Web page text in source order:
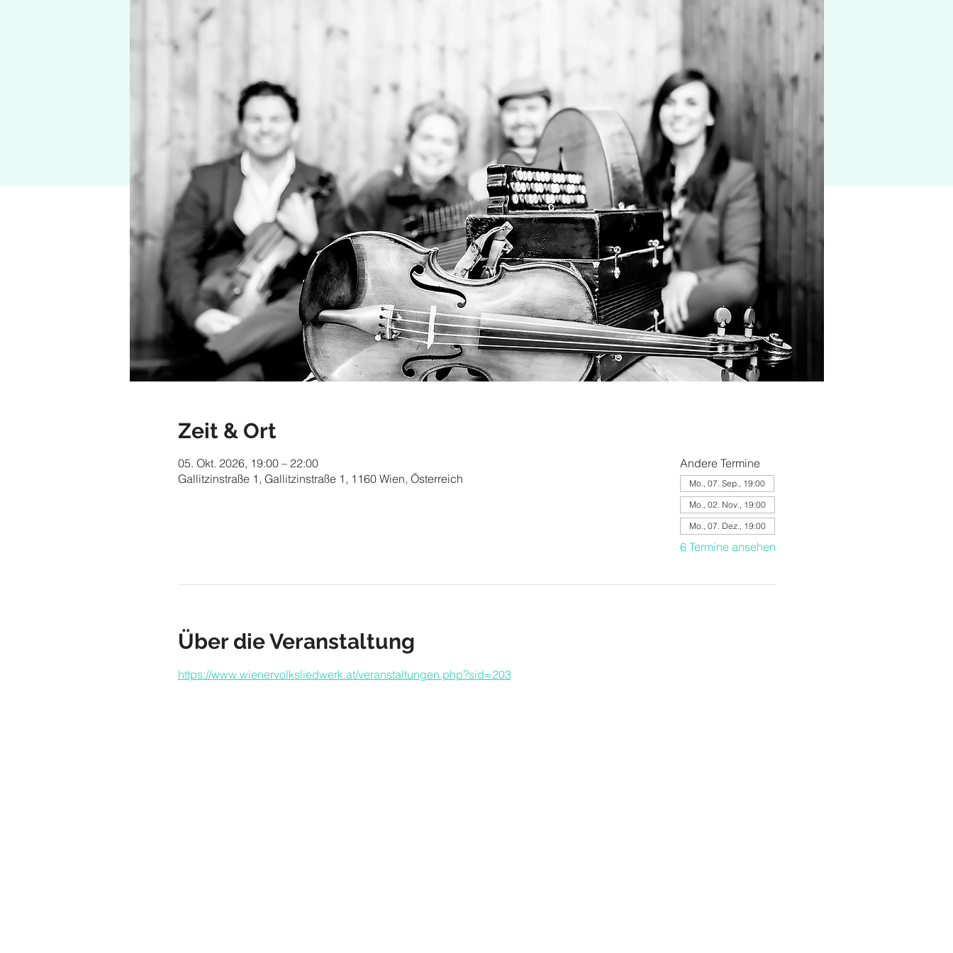
Zeit & Ort
05. Okt. 2026, 19:00 – 22:00
Gallitzinstraße 1, Gallitzinstraße 1, 1160 Wien, Österreich
Andere Termine
Mo., 07. Sep., 19:00
Mo., 02. Nov., 19:00
Mo., 07. Dez., 19:00
6 Termine ansehen
Über die Veranstaltung
https://www.wienervolksliedwerk.at/veranstaltungen.php?sid=203